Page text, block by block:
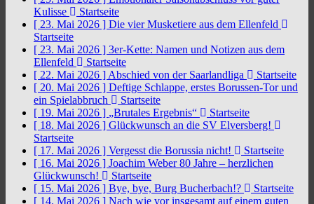
Kulisse
Startseite
[ 23. Mai 2026 ] Die vier Musketiere aus dem Ellenfeld
Startseite
[ 23. Mai 2026 ] 3er-Kette: Namen und Notizen aus dem
Ellenfeld
Startseite
[ 22. Mai 2026 ] Abschied von der Saarlandliga
Startseite
[ 20. Mai 2026 ] Deftige Schlappe, erstes Borussen-Tor und
ein Spielabbruch
Startseite
[ 19. Mai 2026 ] „Brutales Ergebnis“
Startseite
[ 18. Mai 2026 ] Glückwunsch an die SV Elversberg!
Startseite
[ 17. Mai 2026 ] Vergesst die Borussia nicht!
Startseite
[ 16. Mai 2026 ] Joachim Weber 80 Jahre – herzlichen
Glückwunsch!
Startseite
[ 15. Mai 2026 ] Bye, bye, Burg Bucherbach!?
Startseite
[ 14. Mai 2026 ] Nach wie vor insgesamt auf einem guten